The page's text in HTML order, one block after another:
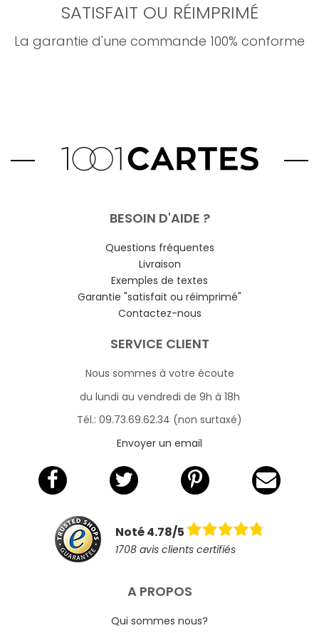
SATISFAIT OU RÉIMPRIMÉ
La garantie d'une commande 100% conforme
BESOIN D'AIDE ?
Questions fréquentes
Livraison
Exemples de textes
Garantie "satisfait ou réimprimé"
Contactez-nous
SERVICE CLIENT
Nous sommes à votre écoute
du lundi au vendredi de 9h à 18h
Tél.: 09.73.69.62.34 (non surtaxé)
Envoyer un email
Noté 4.78/5
1708 avis clients certifiés
A PROPOS
Qui sommes nous?